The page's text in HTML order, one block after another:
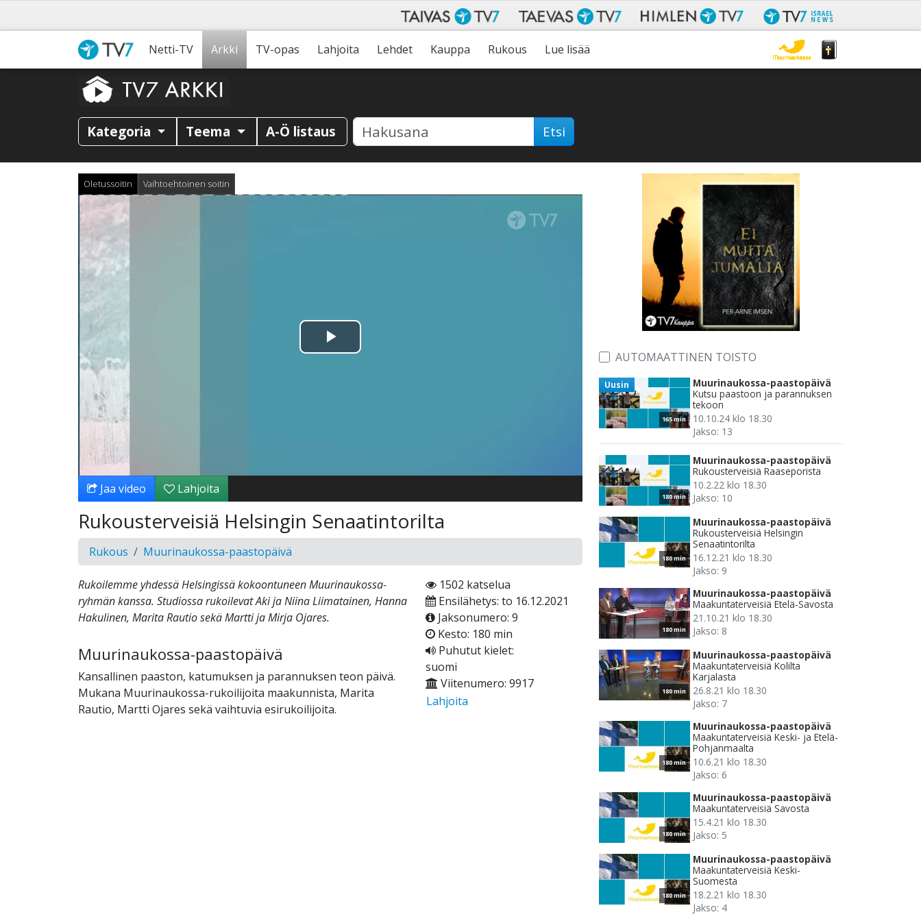
Netti-TV Arkki TV-opas Lahjoita Lehdet Kauppa Rukous Lue lisää
Kategoria Teema A-Ö listaus Etsi
Oletussoitin Vaihtoehtoinen soitin
Toista
Jaa video Lahjoita
Rukousterveisiä Helsingin Senaatintorilta
Rukous Muurinaukossa-paastopäivä
Rukoilemme yhdessä Helsingissä kokoontuneen Muurinaukossa-
ryhmän kanssa. Studiossa rukoilevat Aki ja Niina Liimatainen, Hanna
Hakulinen, Marita Rautio sekä Martti ja Mirja Ojares.
Muurinaukossa-paastopäivä
Kansallinen paaston, katumuksen ja parannuksen teon päivä.
Mukana Muurinaukossa-rukoilijoita maakunnista, Marita
Rautio, Martti Ojares sekä vaihtuvia esirukoilijoita.
1502 katselua
Ensilähetys: to 16.12.2021
Jaksonumero: 9
Kesto: 180 min
Puhutut kielet:
suomi
Viitenumero: 9917
Lahjoita
AUTOMAATTINEN TOISTO
165 min
Uusin
Muurinaukossa-paastopäivä
Kutsu paastoon ja parannuksen
tekoon
10.10.24 klo 18.30
Jakso: 13
180 min
Muurinaukossa-paastopäivä
Rukousterveisiä Raaseporista
10.2.22 klo 18.30
Jakso: 10
180 min
Muurinaukossa-paastopäivä
Rukousterveisiä Helsingin
Senaatintorilta
16.12.21 klo 18.30
Jakso: 9
180 min
Muurinaukossa-paastopäivä
Maakuntaterveisiä Etelä-Savosta
21.10.21 klo 18.30
Jakso: 8
180 min
Muurinaukossa-paastopäivä
Maakuntaterveisiä Kolilta
Karjalasta
26.8.21 klo 18.30
Jakso: 7
180 min
Muurinaukossa-paastopäivä
Maakuntaterveisiä Keski- ja Etelä-
Pohjanmaalta
10.6.21 klo 18.30
Jakso: 6
180 min
Muurinaukossa-paastopäivä
Maakuntaterveisiä Savosta
15.4.21 klo 18.30
Jakso: 5
180 min
Muurinaukossa-paastopäivä
Maakuntaterveisiä Keski-
Suomesta
18.2.21 klo 18.30
Jakso: 4